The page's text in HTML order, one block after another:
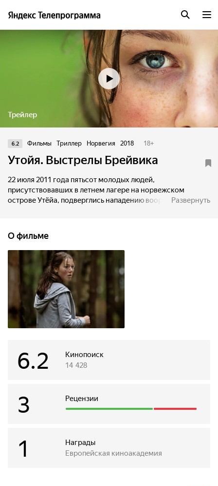
Трейлер
6.2 Фильмы Триллер Норвегия 2018 18+
Утойя. Выстрелы Брейвика
22 июля 2011 года пятьсот молодых людей,
присутствовавших в летнем лагере на норвежском
острове Утёйа, подверглись нападению вооружённого
со своей младшей сестрой Эмили. Сёстры ссорятся,
потому что Эмили не нравится в лагере, но внезапно
раздаётся первый выстрел.
Развернуть
О фильме
Кинопоиск
6.2 14 428
Рецензии
3
Награды
1 Европейская киноакадемия